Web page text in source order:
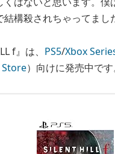
結構殺されちゃってまし
f』は、 PS5/Xbox
Store）向けに発売中です